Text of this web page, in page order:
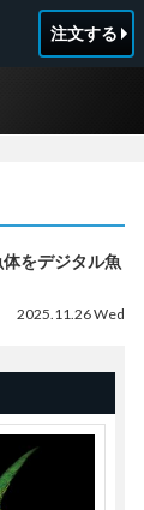
注文する
をデジタル魚
2025.11.26 Wed